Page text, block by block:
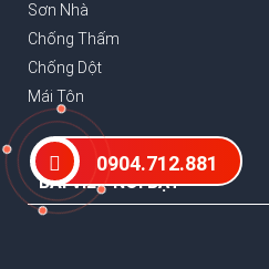
Sơn Nhà
Chống Thấm
Chống Dột
Mái Tôn
BÀI VIẾT NỖI BẬT
0904.712.881